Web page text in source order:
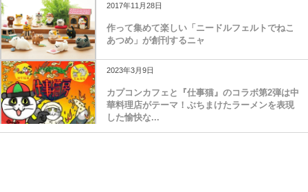
2017年11月28日
作って集めて楽しい「ニードルフェルトでねこ
あつめ」が創刊するニャ
2023年3月9日
カプコンカフェと『仕事猫』のコラボ第2弾は中
華料理店がテーマ！ぶちまけたラーメンを表現
した愉快な...